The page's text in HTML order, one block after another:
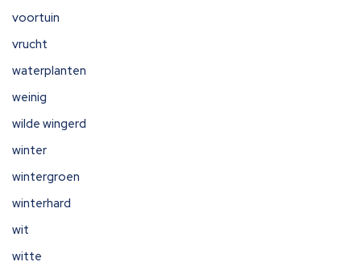
voortuin
vrucht
waterplanten
weinig
wilde wingerd
winter
wintergroen
winterhard
wit
witte